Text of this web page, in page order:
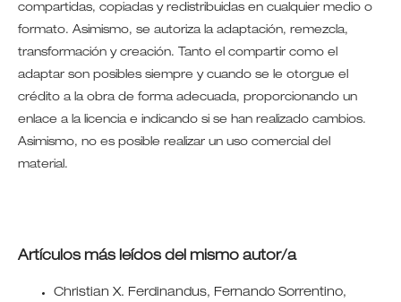
compartidas, copiadas y redistribuidas en cualquier medio o
formato. Asimismo, se autoriza la adaptación, remezcla,
transformación y creación. Tanto el compartir como el
adaptar son posibles siempre y cuando se le otorgue el
crédito a la obra de forma adecuada, proporcionando un
enlace a la licencia e indicando si se han realizado cambios.
Asimismo, no es posible realizar un uso comercial del
material.
Artículos más leídos del mismo autor/a
Christian X. Ferdinandus, Fernando Sorrentino,